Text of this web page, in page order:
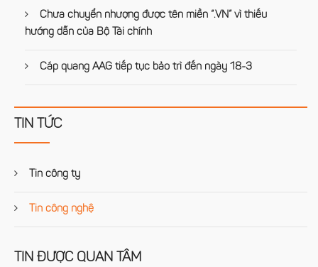
Chưa chuyển nhượng được tên miền “.VN” vì thiếu
hướng dẫn của Bộ Tài chính
Cáp quang AAG tiếp tục bảo trì đến ngày 18-3
TIN TỨC
Tin công ty
Tin công nghệ
TIN ĐƯỢC QUAN TÂM